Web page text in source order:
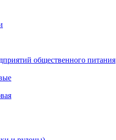
общественного питания